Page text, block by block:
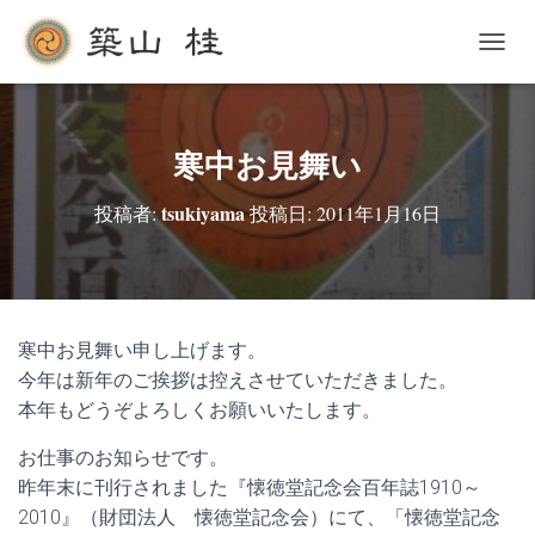
ビ
寒中お見舞い
投稿者:tsukiyama投稿日: 2011年1月16日
寒中お見舞い申し上げます。
今年は新年のご挨拶は控えさせていただきました。
本年もどうぞよろしくお願いいたします。
お仕事のお知らせです。
昨年末に刊行されました『懐徳堂記念会百年誌1910～
2010』（財団法人 懐徳堂記念会）にて、「懐徳堂記念